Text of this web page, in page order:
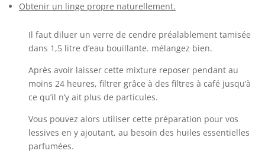
Obtenir un linge propre naturellement.
Il faut diluer un verre de cendre préalablement tamisée
dans 1,5 litre d’eau bouillante. mélangez bien.
Après avoir laisser cette mixture reposer pendant au
moins 24 heures, filtrer grâce à des filtres à café jusqu’à
ce qu’il n’y ait plus de particules.
Vous pouvez alors utiliser cette préparation pour vos
lessives en y ajoutant, au besoin des huiles essentielles
parfumées.